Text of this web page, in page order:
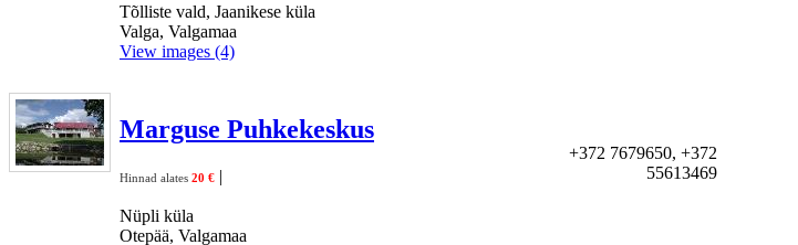
Tõlliste vald, Jaanikese küla
Valga, Valgamaa
View images (4)
Marguse Puhkekeskus
Hinnad alates 20 € |
Nüpli küla
Otepää, Valgamaa
+372 7679650, +372
55613469